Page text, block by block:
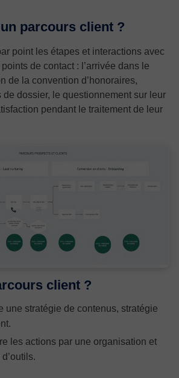
parcours client ?
point les étapes et interactions avec
de contact : l’arrivée dans le
de la convention d’honoraires,
de dossier, le questionnement sur leur
pendant le traitement de leur
client ?
une stratégie de contenus, stratégie
les actions par une organisation et